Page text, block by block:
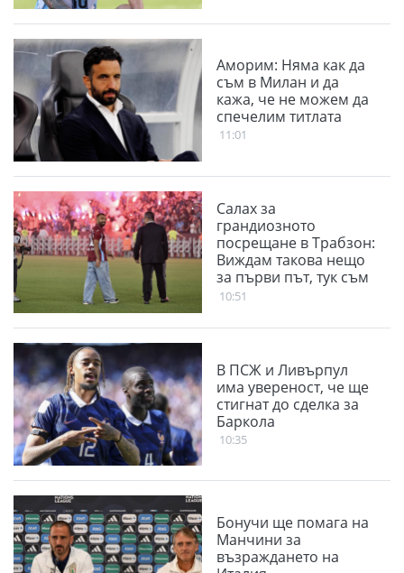
Аморим: Няма как да
съм в Милан и да
кажа, че не можем да
спечелим титлата
11:01
Салах за
грандиозното
посрещане в Трабзон:
Виждам такова нещо
за първи път, тук съм
за трофеи
10:51
В ПСЖ и Ливърпул
има увереност, че ще
стигнат до сделка за
Баркола
10:35
Бонучи ще помага на
Манчини за
възраждането на